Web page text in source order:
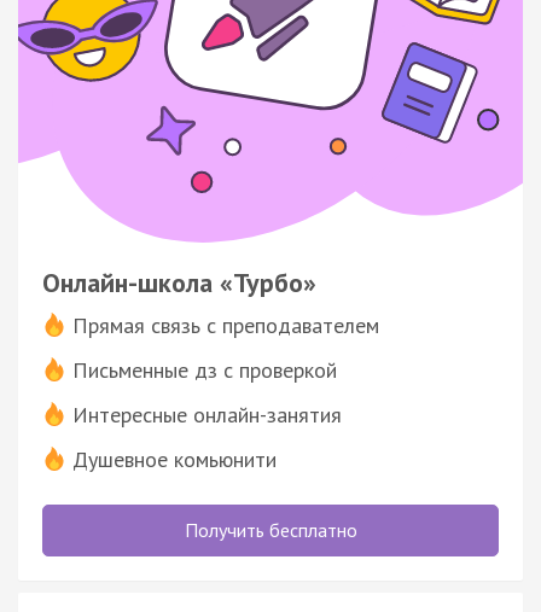
Онлайн-школа «Турбо»
Прямая связь с преподавателем
Письменные дз с проверкой
Интересные онлайн-занятия
Душевное комьюнити
Получить бесплатно